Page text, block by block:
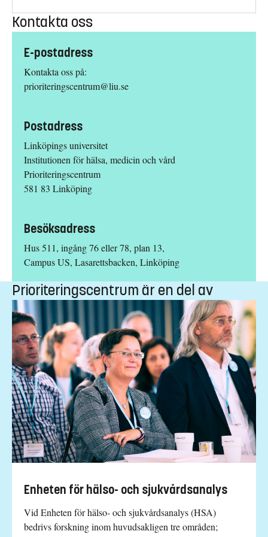
Kontakta oss
E-postadress
Kontakta oss på:
prioriteringscentrum@liu.se
Postadress
Linköpings universitet
Institutionen för hälsa, medicin och vård
Prioriteringscentrum
581 83 Linköping
Besöksadress
Hus 511, ingång 76 eller 78, plan 13,
Campus US, Lasarettsbacken, Linköping
Prioriteringscentrum är en del av
Enheten för hälso- och sjukvårdsanalys
Vid Enheten för hälso- och sjukvårdsanalys (HSA)
bedrivs forskning inom huvudsakligen tre områden;